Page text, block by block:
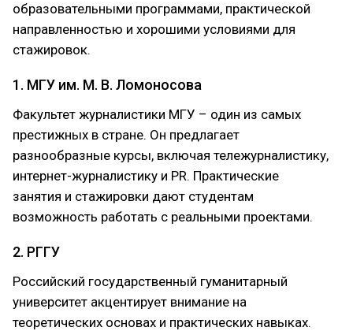
образовательными программами, практической
направленностью и хорошими условиями для
стажировок.
1. МГУ им. М. В. Ломоносова
Факультет журналистики МГУ – один из самых
престижных в стране. Он предлагает
разнообразные курсы, включая тележурналистику,
интернет-журналистику и PR. Практические
занятия и стажировки дают студентам
возможность работать с реальными проектами.
2. РГГУ
Российский государственный гуманитарный
университет акцентирует внимание на
теоретических основах и практических навыках.